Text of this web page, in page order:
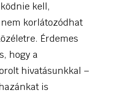
kell,
korlátozódhat
Érdemes
hogy a
hivatásunkkal –
is